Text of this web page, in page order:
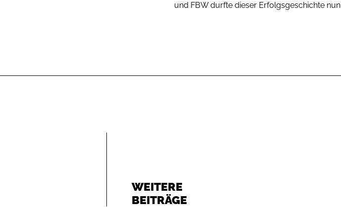
und FBW durfte dieser Erfolgsgeschichte
WEITERE
BEITRÄGE